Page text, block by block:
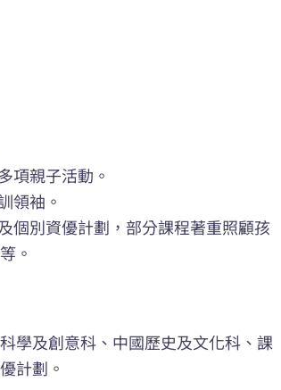
項親子活動。
領袖。
別資優計劃，部分課程著重照顧孩
。
學及創意科、中國歷史及文化科、課
計劃。